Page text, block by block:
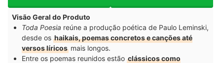
Visão Geral do Produto
Toda Poesia reúne a produção poética de Paulo Leminski,
desde os haikais, poemas concretos e canções até
versos líricos mais longos.
Entre os poemas reunidos estão clássicos como